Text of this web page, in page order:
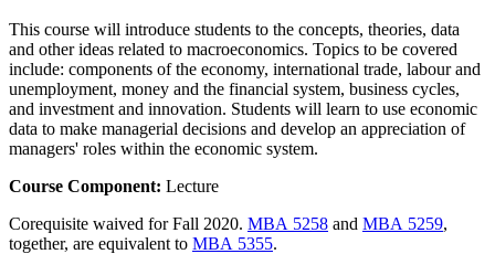
This course will introduce students to the concepts, theories, data
and other ideas related to macroeconomics. Topics to be covered
include: components of the economy, international trade, labour and
unemployment, money and the financial system, business cycles,
and investment and innovation. Students will learn to use economic
data to make managerial decisions and develop an appreciation of
managers' roles within the economic system.
Course Component: Lecture
Corequisite waived for Fall 2020. MBA 5258 and MBA 5259,
together, are equivalent to MBA 5355.